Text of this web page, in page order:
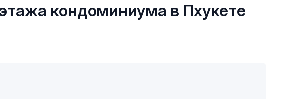
кондоминиума в Пхукете